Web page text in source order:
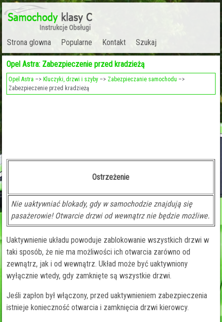
Strona glowna Popularne Kontakt Szukaj
Opel Astra: Zabezpieczenie przed kradzieżą
Opel Astra –> Kluczyki, drzwi i szyby –> Zabezpieczanie samochodu –>
Zabezpieczenie przed kradzieżą
Ostrzeżenie
Nie uaktywniać blokady, gdy w samochodzie znajdują się
pasażerowie! Otwarcie drzwi od wewnątrz nie będzie możliwe.
Uaktywnienie układu powoduje zablokowanie wszystkich drzwi w
taki sposób, że nie ma możliwości ich otwarcia zarówno od
zewnątrz, jak i od wewnątrz. Układ może być uaktywniony
wyłącznie wtedy, gdy zamknięte są wszystkie drzwi.
Jeśli zapłon był włączony, przed uaktywnieniem zabezpieczenia
istnieje konieczność otwarcia i zamknięcia drzwi kierowcy.